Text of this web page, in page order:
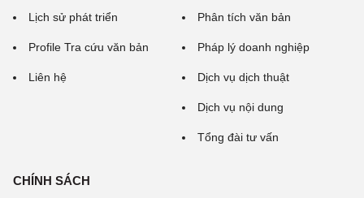
Lịch sử phát triển
Profile Tra cứu văn bản
Liên hệ
Phân tích văn bản
Pháp lý doanh nghiệp
Dịch vụ dịch thuật
Dịch vụ nội dung
Tổng đài tư vấn
CHÍNH SÁCH